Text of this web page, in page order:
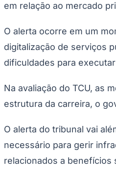
em relação ao mercado
O alerta ocorre em um
digitalização de serviços
dificuldades para
Na avaliação do TCU, as
estrutura da carreira, o
O alerta do tribunal vai
necessário para gerir
relacionados a benefícios